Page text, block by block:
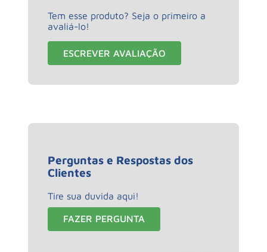
Tem esse produto? Seja o primeiro a
avaliá-lo!
ESCREVER AVALIAÇÃO
Perguntas e Respostas dos
Clientes
Tire sua duvida aqui!
FAZER PERGUNTA